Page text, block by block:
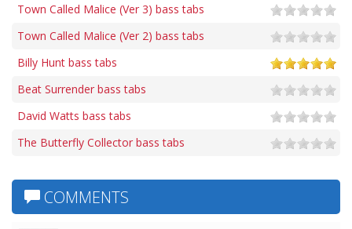
Town Called Malice (Ver 3) bass tabs
Town Called Malice (Ver 2) bass tabs
Billy Hunt bass tabs
Beat Surrender bass tabs
David Watts bass tabs
The Butterfly Collector bass tabs
COMMENTS